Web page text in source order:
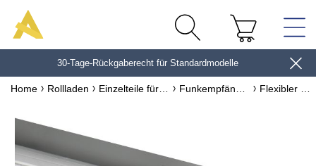
30-Tage-Rückgaberecht für Standardmodelle
Home Rollladen